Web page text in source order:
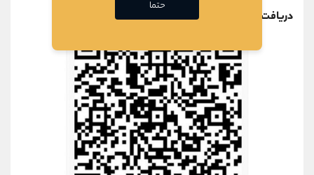
دریافت آدرس کیف پول
حتما